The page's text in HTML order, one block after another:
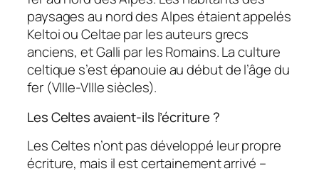
paysages au nord des Alpes étaient appelés
Keltoi ou Celtae par les auteurs grecs
anciens, et Galli par les Romains. La culture
celtique s’est épanouie au début de l’âge du
fer (VIIIe-VIIIe siècles).
Les Celtes avaient-ils l’écriture ?
Les Celtes n’ont pas développé leur propre
écriture, mais il est certainement arrivé –